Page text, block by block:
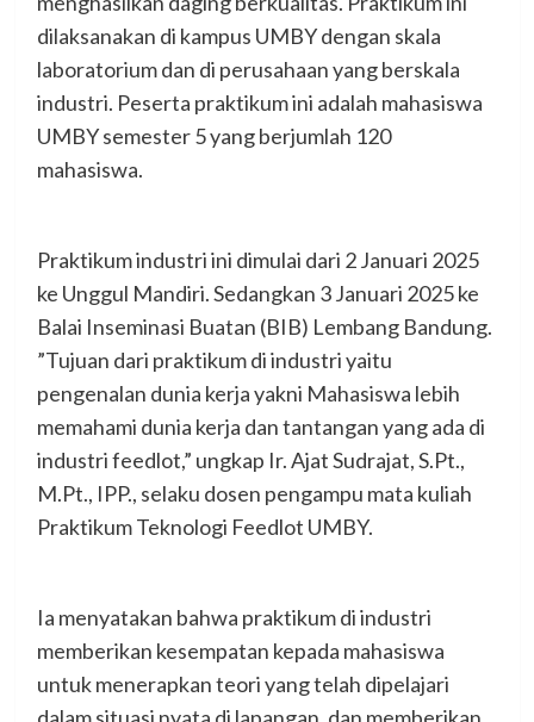
dilaksanakan di kampus UMBY dengan skala
laboratorium dan di perusahaan yang berskala
industri. Peserta praktikum ini adalah mahasiswa
UMBY semester 5 yang berjumlah 120
mahasiswa.
Praktikum industri ini dimulai dari 2 Januari 2025
ke Unggul Mandiri. Sedangkan 3 Januari 2025 ke
Balai Inseminasi Buatan (BIB) Lembang Bandung.
”Tujuan dari praktikum di industri yaitu
pengenalan dunia kerja yakni Mahasiswa lebih
memahami dunia kerja dan tantangan yang ada di
industri feedlot,” ungkap Ir. Ajat Sudrajat, S.Pt.,
M.Pt., IPP., selaku dosen pengampu mata kuliah
Praktikum Teknologi Feedlot UMBY.
Ia menyatakan bahwa praktikum di industri
memberikan kesempatan kepada mahasiswa
untuk menerapkan teori yang telah dipelajari